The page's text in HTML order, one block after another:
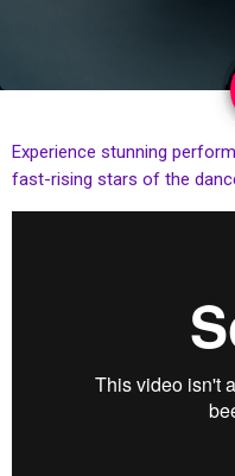
Experience stunning
fast-rising stars of the